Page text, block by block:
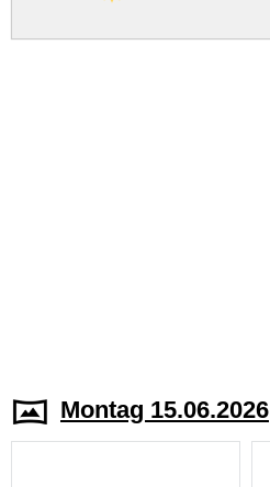
Montag 15.06.2026